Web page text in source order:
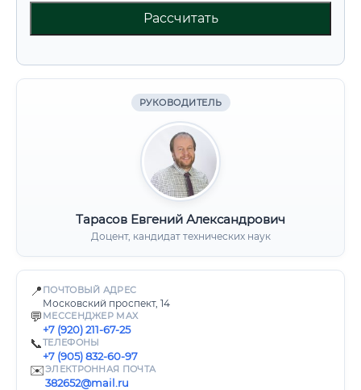
Рассчитать
РУКОВОДИТЕЛЬ
Тарасов Евгений Александрович
Доцент, кандидат технических наук
📍 ПОЧТОВЫЙ АДРЕС
Московский проспект, 14
💬 МЕССЕНДЖЕР MAX
+7 (920) 211-67-25
📞ТЕЛЕФОНЫ
+7 (905) 832-60-97
✉️ЭЛЕКТРОННАЯ ПОЧТА
382652@mail.ru